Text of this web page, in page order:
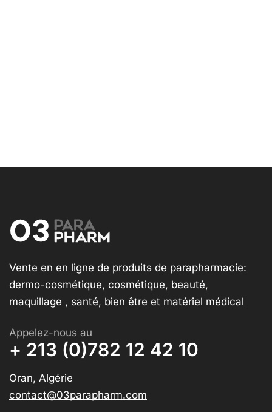
Vente en en ligne de produits de parapharmacie:
dermo-cosmétique, cosmétique, beauté,
maquillage , santé, bien être et matériel médical
Appelez-nous au
+ 213 (0)782 12 42 10
Oran, Algérie
contact@03parapharm.com